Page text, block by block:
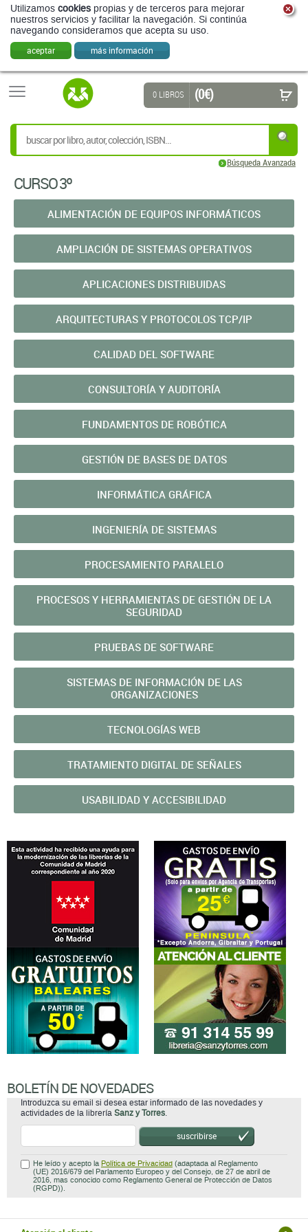
Utilizamos cookies propias y de terceros para mejorar
nuestros servicios y facilitar la navegación. Si continúa
navegando consideramos que acepta su uso.
aceptar más información
Búsqueda Avanzada
0 LIBROS (0 €)
CURSO 3º
ALIMENTACIÓN DE EQUIPOS INFORMÁTICOS
AMPLIACIÓN DE SISTEMAS OPERATIVOS
APLICACIONES DISTRIBUIDAS
ARQUITECTURAS Y PROTOCOLOS TCP/IP
CALIDAD DEL SOFTWARE
CONSULTORÍA Y AUDITORÍA
FUNDAMENTOS DE ROBÓTICA
GESTIÓN DE BASES DE DATOS
INFORMÁTICA GRÁFICA
INGENIERÍA DE SISTEMAS
PROCESAMIENTO PARALELO
PROCESOS Y HERRAMIENTAS DE GESTIÓN DE LA
SEGURIDAD
PRUEBAS DE SOFTWARE
SISTEMAS DE INFORMACIÓN DE LAS
ORGANIZACIONES
TECNOLOGÍAS WEB
TRATAMIENTO DIGITAL DE SEÑALES
USABILIDAD Y ACCESIBILIDAD
BOLETÍN DE NOVEDADES
Introduzca su email si desea estar informado de las novedades y
actividades de la librería Sanz y Torres.
suscribirse
He leído y acepto la Política de Privacidad (adaptada al Reglamento
(UE) 2016/679 del Parlamento Europeo y del Consejo, de 27 de abril de
2016, mas conocido como Reglamento General de Protección de Datos
(RGPD)).